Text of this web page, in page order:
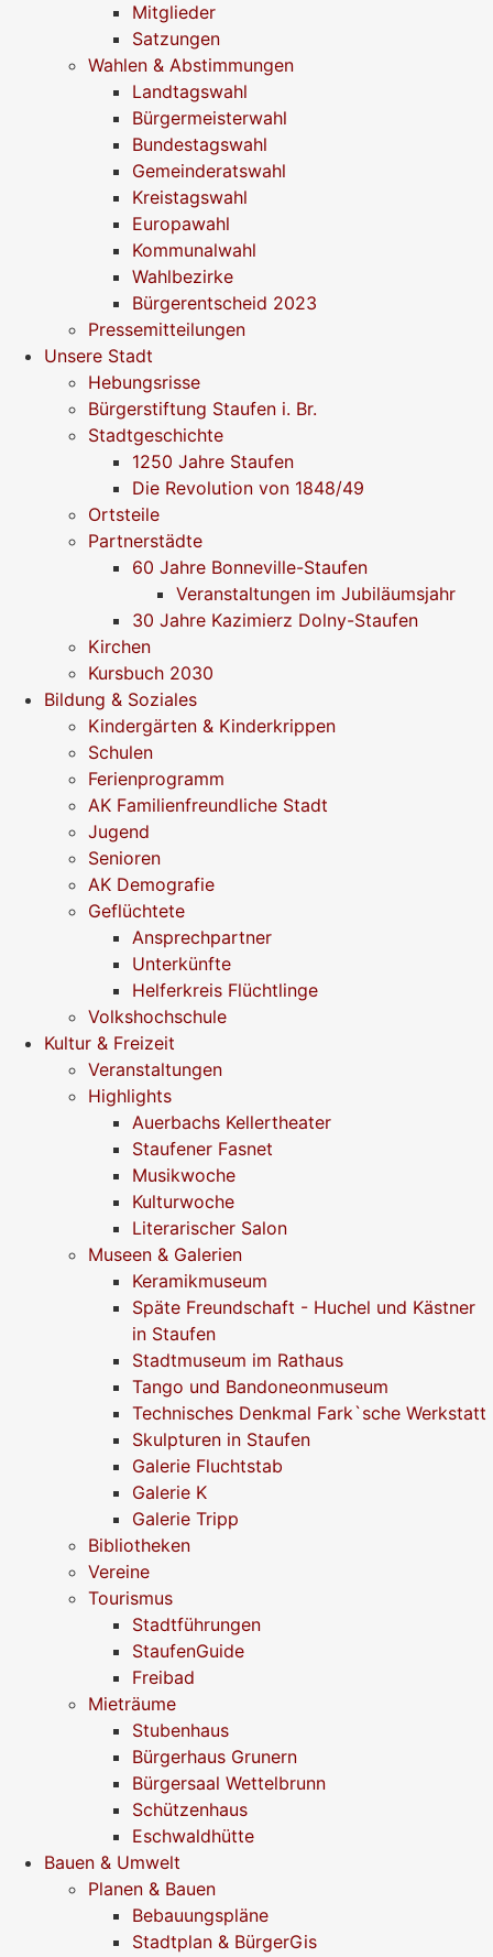
Mitglieder
Satzungen
Wahlen & Abstimmungen
Landtagswahl
Bürgermeisterwahl
Bundestagswahl
Gemeinderatswahl
Kreistagswahl
Europawahl
Kommunalwahl
Wahlbezirke
Bürgerentscheid 2023
Pressemitteilungen
Unsere Stadt
Hebungsrisse
Bürgerstiftung Staufen i. Br.
Stadtgeschichte
1250 Jahre Staufen
Die Revolution von 1848/49
Ortsteile
Partnerstädte
60 Jahre Bonneville-Staufen
Veranstaltungen im Jubiläumsjahr
30 Jahre Kazimierz Dolny-Staufen
Kirchen
Kursbuch 2030
Bildung & Soziales
Kindergärten & Kinderkrippen
Schulen
Ferienprogramm
AK Familienfreundliche Stadt
Jugend
Senioren
AK Demografie
Geflüchtete
Ansprechpartner
Unterkünfte
Helferkreis Flüchtlinge
Volkshochschule
Kultur & Freizeit
Veranstaltungen
Highlights
Auerbachs Kellertheater
Staufener Fasnet
Musikwoche
Kulturwoche
Literarischer Salon
Museen & Galerien
Keramikmuseum
Späte Freundschaft - Huchel und Kästner
in Staufen
Stadtmuseum im Rathaus
Tango und Bandoneonmuseum
Technisches Denkmal Fark`sche Werkstatt
Skulpturen in Staufen
Galerie Fluchtstab
Galerie K
Galerie Tripp
Bibliotheken
Vereine
Tourismus
Stadtführungen
StaufenGuide
Freibad
Mieträume
Stubenhaus
Bürgerhaus Grunern
Bürgersaal Wettelbrunn
Schützenhaus
Eschwaldhütte
Bauen & Umwelt
Planen & Bauen
Bebauungspläne
Stadtplan & BürgerGis